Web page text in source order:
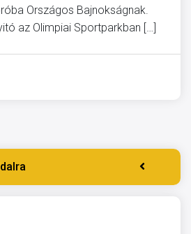
Országos Bajnokságnak.
az Olimpiai Sportparkban […]